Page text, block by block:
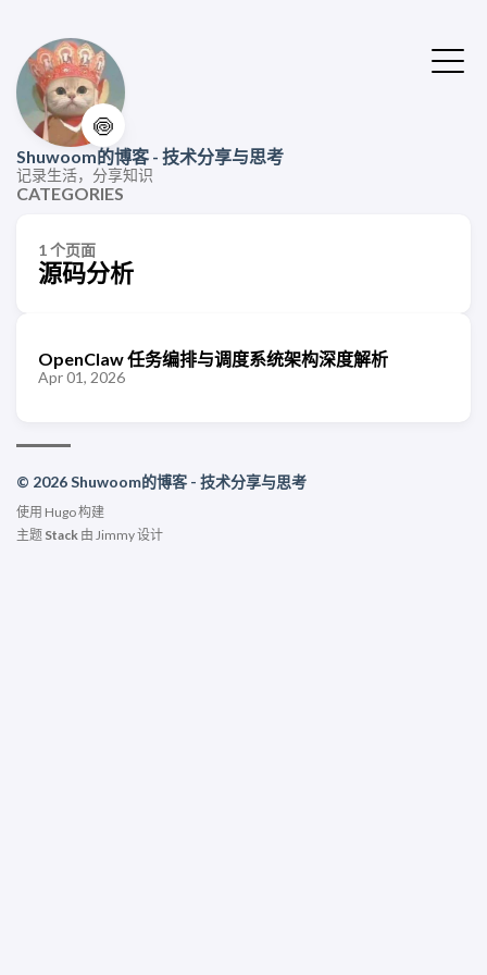
🍥
Shuwoom的博客 - 技术分享与思考
记录生活，分享知识
CATEGORIES
1 个页面
源码分析
OpenClaw 任务编排与调度系统架构深度解析
Apr 01, 2026
© 2026 Shuwoom的博客 - 技术分享与思考
使用 Hugo构建
主题 Stack 由 Jimmy设计